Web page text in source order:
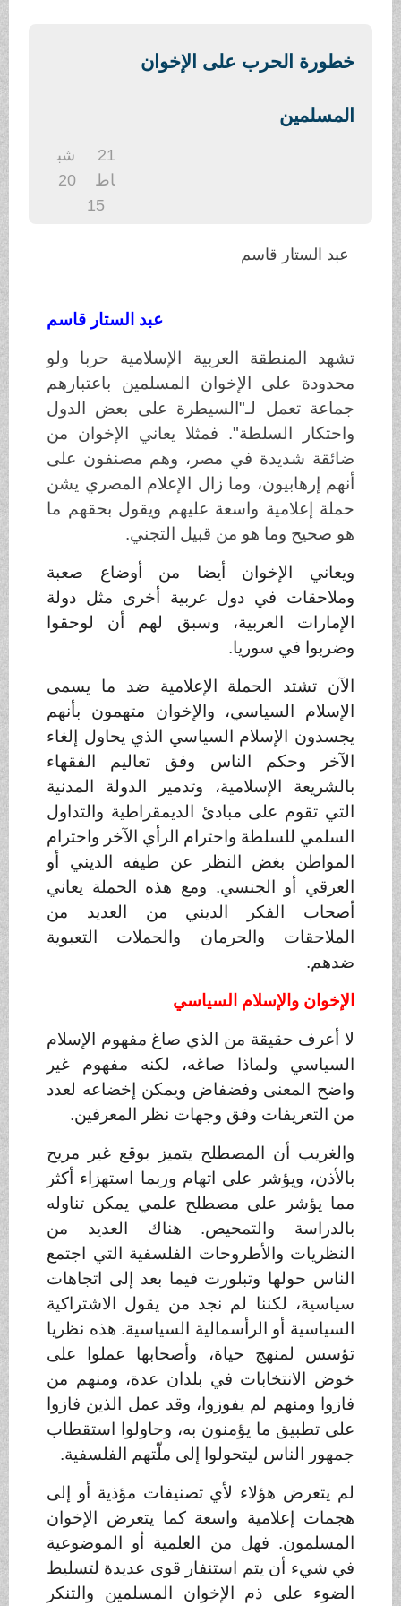
خطورة الحرب على الإخوان
المسلمين
اط
20
عبد الستار قاسم
عبد الستار قاسم
تشهد المنطقة العربية الإسلامية حربا ولو
محدودة على الإخوان المسلمين باعتبارهم
جماعة تعمل لـ"السيطرة على بعض الدول
واحتكار السلطة". فمثلا يعاني الإخوان من
ضائقة شديدة في مصر، وهم مصنفون على
أنهم إرهابيون، وما زال الإعلام المصري يشن
حملة إعلامية واسعة عليهم ويقول بحقهم ما
هو صحيح وما هو من قبيل التجني.
ويعاني الإخوان أيضا من أوضاع صعبة
وملاحقات في دول عربية أخرى مثل دولة
الإمارات العربية، وسبق لهم أن لوحقوا
وضربوا في سوريا.
الآن تشتد الحملة الإعلامية ضد ما يسمى
الإسلام السياسي، والإخوان متهمون بأنهم
يجسدون الإسلام السياسي الذي يحاول إلغاء
الآخر وحكم الناس وفق تعاليم الفقهاء
بالشريعة الإسلامية، وتدمير الدولة المدنية
التي تقوم على مبادئ الديمقراطية والتداول
السلمي للسلطة واحترام الرأي الآخر واحترام
المواطن بغض النظر عن طيفه الديني أو
العرقي أو الجنسي. ومع هذه الحملة يعاني
أصحاب الفكر الديني من العديد من
الملاحقات والحرمان والحملات التعبوية
ضدهم.
الإخوان والإسلام السياسي
لا أعرف حقيقة من الذي صاغ مفهوم الإسلام
السياسي ولماذا صاغه، لكنه مفهوم غير
واضح المعنى وفضفاض ويمكن إخضاعه لعدد
من التعريفات وفق وجهات نظر المعرفين.
والغريب أن المصطلح يتميز بوقع غير مريح
بالأذن، ويؤشر على اتهام وربما استهزاء أكثر
مما يؤشر على مصطلح علمي يمكن تناوله
بالدراسة والتمحيص. هناك العديد من
النظريات والأطروحات الفلسفية التي اجتمع
الناس حولها وتبلورت فيما بعد إلى اتجاهات
سياسية، لكننا لم نجد من يقول الاشتراكية
السياسية أو الرأسمالية السياسية. هذه نظريا
تؤسس لمنهج حياة، وأصحابها عملوا على
خوض الانتخابات في بلدان عدة، ومنهم من
فازوا ومنهم لم يفوزوا، وقد عمل الذين فازوا
على تطبيق ما يؤمنون به، وحاولوا استقطاب
جمهور الناس ليتحولوا إلى ملّتهم الفلسفية.
لم يتعرض هؤلاء لأي تصنيفات مؤذية أو إلى
هجمات إعلامية واسعة كما يتعرض الإخوان
المسلمون. فهل من العلمية أو الموضوعية
في شيء أن يتم استنفار قوى عديدة لتسليط
الضوء على ذم الإخوان المسلمين والتنكر